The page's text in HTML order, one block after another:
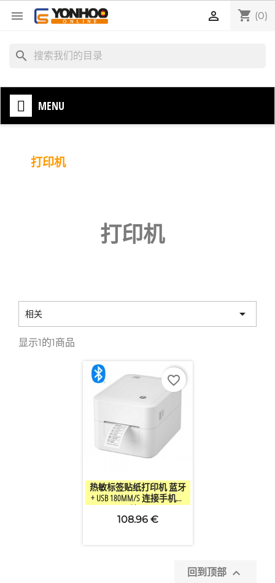
 shopping_cart (0)

search
MENU
打印机
打印机
相关 
显示1的1商品
快速查看
热敏标签贴纸打印机 蓝牙
+ USB 180MM/S 连接手机随
108.96 €
favorite_border
回到顶部 